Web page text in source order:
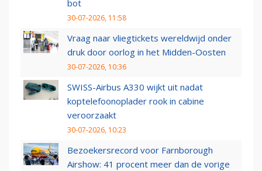
bot
30-07-2026, 11:58
Vraag naar vliegtickets wereldwijd onder
druk door oorlog in het Midden-Oosten
30-07-2026, 10:36
SWISS-Airbus A330 wijkt uit nadat
koptelefoonoplader rook in cabine
veroorzaakt
30-07-2026, 10:23
Bezoekersrecord voor Farnborough
Airshow: 41 procent meer dan de vorige